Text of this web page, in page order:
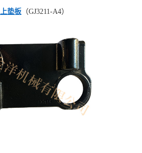
垫板（GJ3211-A4）